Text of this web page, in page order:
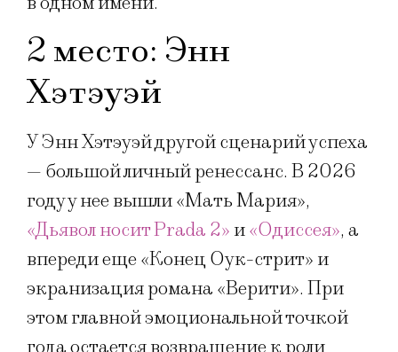
2 место: Энн
Хэтэуэй
У Энн Хэтэуэй другой сценарий успеха
— большой личный ренессанс. В 2026
году у нее вышли «Мать Мария»,
«Дьявол носит Prada 2» и«Одиссея», а
впереди еще «Конец Оук-стрит» и
экранизация романа «Верити». При
этом главной эмоциональной точкой
года остается возвращение к роли